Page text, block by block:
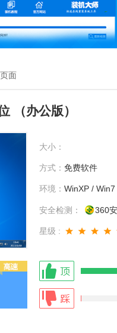
面
（办公版）
大小：
方式： 免费软件
环境： WinXP /
安全检测： 360
星级 :